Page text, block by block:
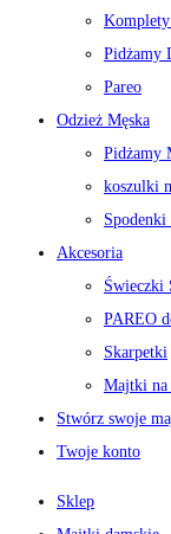
Pidżamy
Pareo
Odzież Męska
Pidżamy
koszulki
Spodenki
Akcesoria
Świeczki
PAREO
Skarpetki
Majtki na
Stwórz swoje
Twoje konto
Sklep